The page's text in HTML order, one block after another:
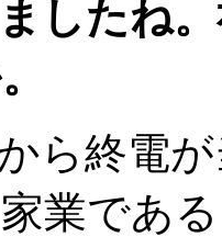
したね
ら終電
業であ